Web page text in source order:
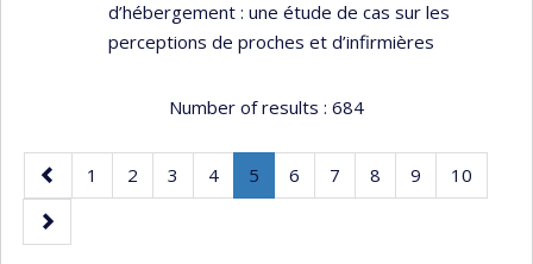
d’hébergement : une étude de cas sur les
perceptions de proches et d’infirmières
Number of results : 684
Previous
page
Page
1 Page
2 Page
3 Page
4 Page
5
Current
Page
6 Page
7 Page
8 Page
9 Page
10
Next
page